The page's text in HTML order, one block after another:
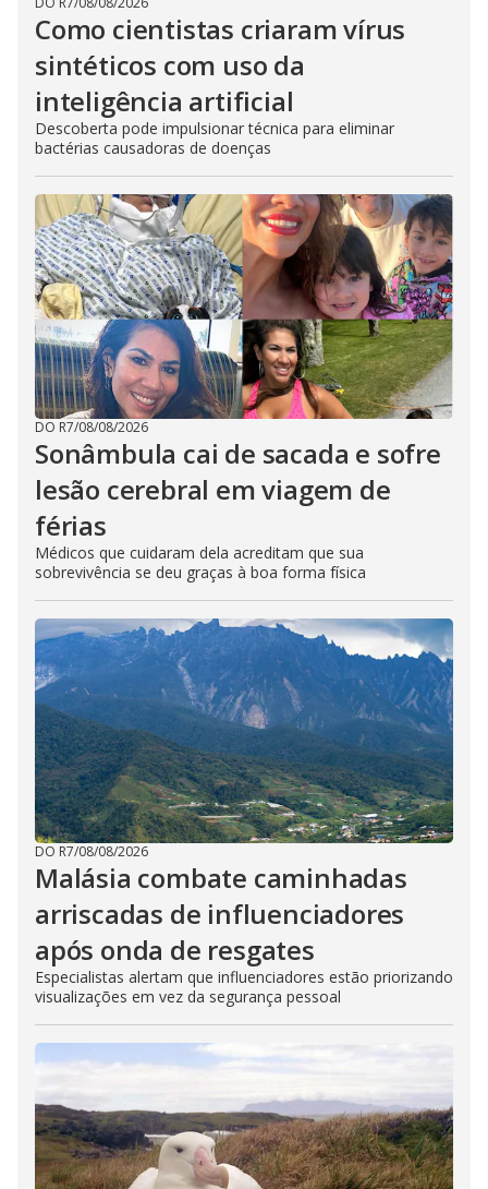
Como cientistas criaram vírus
sintéticos com uso da
inteligência artificial
Descoberta pode impulsionar técnica para eliminar
bactérias causadoras de doenças
DO R7/08/08/2026
Sonâmbula cai de sacada e sofre
lesão cerebral em viagem de
férias
Médicos que cuidaram dela acreditam que sua
sobrevivência se deu graças à boa forma física
DO R7/08/08/2026
Malásia combate caminhadas
arriscadas de influenciadores
após onda de resgates
Especialistas alertam que influenciadores estão priorizando
visualizações em vez da segurança pessoal